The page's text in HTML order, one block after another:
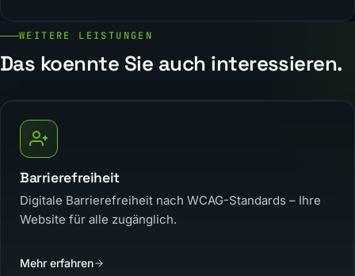
WEITERE LEISTUNGEN
Das koennte Sie auch interessieren.
Barrierefreiheit
Digitale Barrierefreiheit nach WCAG-Standards – Ihre
Website für alle zugänglich.
Mehr erfahren